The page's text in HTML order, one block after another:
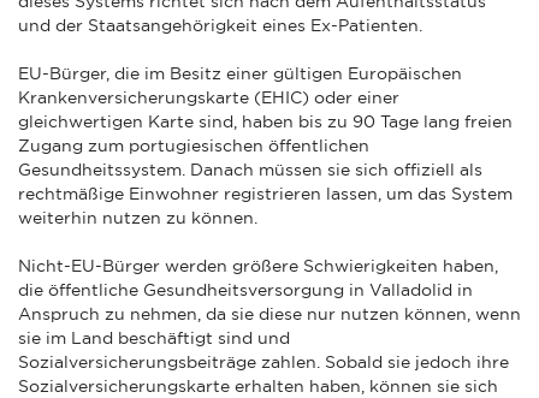
und der Staatsangehörigkeit eines Ex-Patienten.
EU-Bürger, die im Besitz einer gültigen Europäischen
Krankenversicherungskarte (EHIC) oder einer
gleichwertigen Karte sind, haben bis zu 90 Tage lang freien
Zugang zum portugiesischen öffentlichen
Gesundheitssystem. Danach müssen sie sich offiziell als
rechtmäßige Einwohner registrieren lassen, um das System
weiterhin nutzen zu können.
Nicht-EU-Bürger werden größere Schwierigkeiten haben,
die öffentliche Gesundheitsversorgung in Valladolid in
Anspruch zu nehmen, da sie diese nur nutzen können, wenn
sie im Land beschäftigt sind und
Sozialversicherungsbeiträge zahlen. Sobald sie jedoch ihre
Sozialversicherungskarte erhalten haben, können sie sich